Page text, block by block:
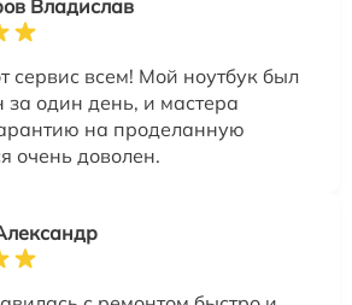
Владислав
сервис всем! Мой ноутбук был
за один день, и мастера
на проделанную
очень доволен.